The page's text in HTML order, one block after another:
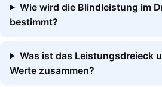
Wie wird die Blindleistung im
bestimmt?
Was ist das Leistungsdreieck
Werte zusammen?